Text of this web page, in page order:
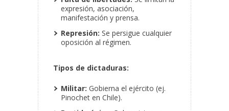
expresión, asociación,
manifestación y prensa.
Represión: Se persigue cualquier
oposición al régimen.
Tipos de dictaduras:
Militar: Gobierna el ejército (ej.
Pinochet en Chile).